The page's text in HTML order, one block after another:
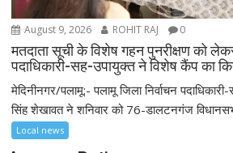
August 9, 2026 ROHIT RAJ 0
मतदाता सूची के विशेष गहन पुनरीक्षण को
पदाधिकारी-सह-उपायुक्त ने विशेष कैंप का
मेदिनीनगर/पलामू:- पलामू जिला निर्वाचन
सिंह शेखावत ने शनिवार को 76-डालटनगंज
Local news